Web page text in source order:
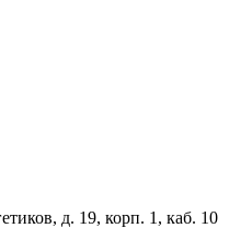
д. 19, корп. 1, каб. 10